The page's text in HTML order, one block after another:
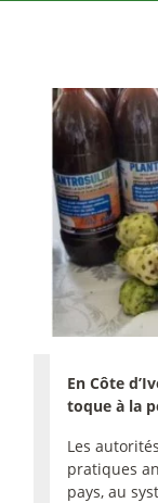
En Côte
toque à la
Les
pratiques
pays, au